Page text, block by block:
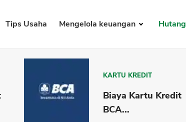
Tips Usaha Mengelola keuangan Hutang
KARTU KREDIT
Biaya Kartu Kredit
BCA...